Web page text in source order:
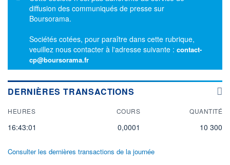
diffusion des communiqués de presse sur
Boursorama.
Sociétés cotées, pour paraître dans cette rubrique,
veuillez nous contacter à l'adresse suivante : contact-
cp@boursorama.fr
DERNIÈRES TRANSACTIONS
HEURES COURS QUANTITÉ
16:43:01 0,0001 10 300
Consulter les dernières transactions de la journée